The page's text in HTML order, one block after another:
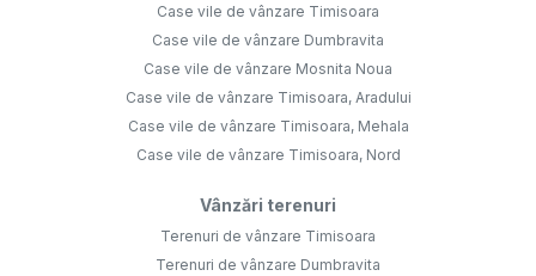
Case vile de vânzare Timisoara
Case vile de vânzare Dumbravita
Case vile de vânzare Mosnita Noua
Case vile de vânzare Timisoara, Aradului
Case vile de vânzare Timisoara, Mehala
Case vile de vânzare Timisoara, Nord
Vânzări terenuri
Terenuri de vânzare Timisoara
Terenuri de vânzare Dumbravita